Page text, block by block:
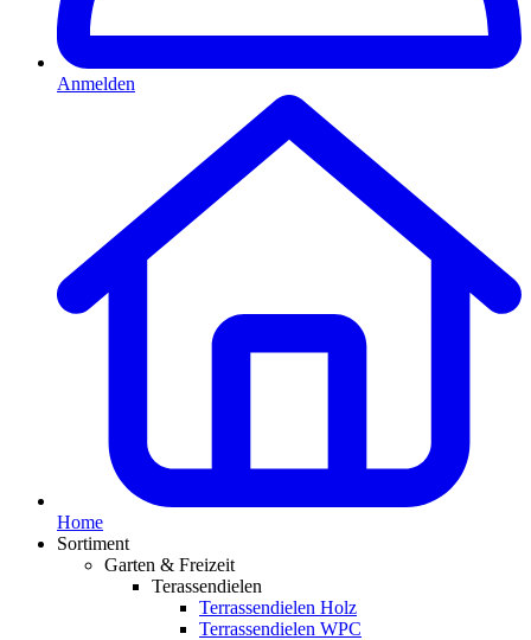
Anmelden
Home
Sortiment
Garten & Freizeit
Terassendielen
Terrassendielen Holz
Terrassendielen WPC